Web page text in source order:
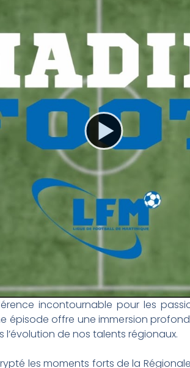
incontournable pour les
épisode offre une immersion
de nos talents régionaux.
les moments forts de la